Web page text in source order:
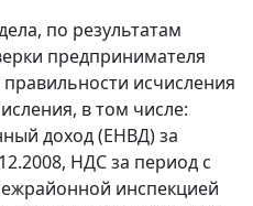
по результатам
предпринимателя
исчисления
в том числе:
доход (ЕНВД) за
НДС за период с
инспекцией